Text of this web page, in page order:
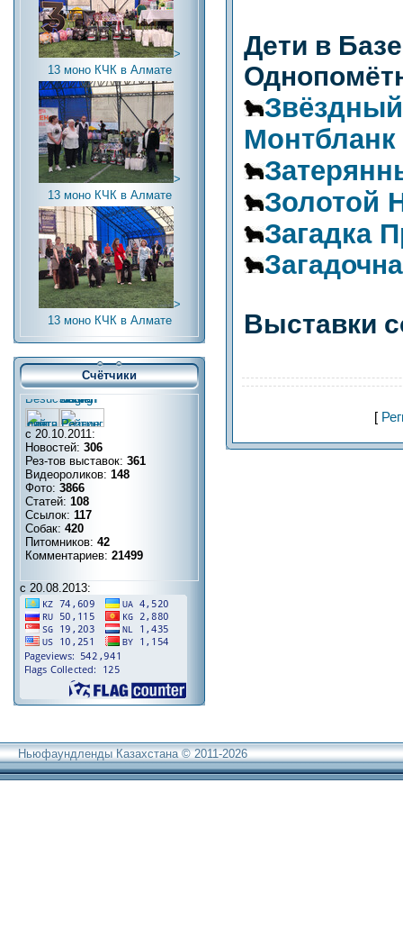
>
13 моно КЧК в Алмате
>
13 моно КЧК в Алмате
>
13 моно КЧК в Алмате
Счётчики
с 20.10.2011:
Новостей: 306
Рез-тов выставок: 361
Видеороликов: 148
Фото: 3866
Статей: 108
Ссылок: 117
Собак: 420
Питомников: 42
Комментариев: 21499
с 20.08.2013:
Дети в
Монтбланк
Золотой
Загадка
Выставки
[
Ньюфаундленды Казахстана © 2011-2026